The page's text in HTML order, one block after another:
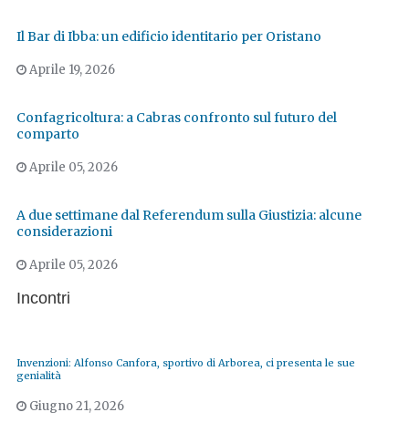
Il Bar di Ibba: un edificio identitario per Oristano
Aprile 19, 2026
Confagricoltura: a Cabras confronto sul futuro del
comparto
Aprile 05, 2026
A due settimane dal Referendum sulla Giustizia: alcune
considerazioni
Aprile 05, 2026
Incontri
Invenzioni: Alfonso Canfora, sportivo di Arborea, ci presenta le sue
genialità
Giugno 21, 2026